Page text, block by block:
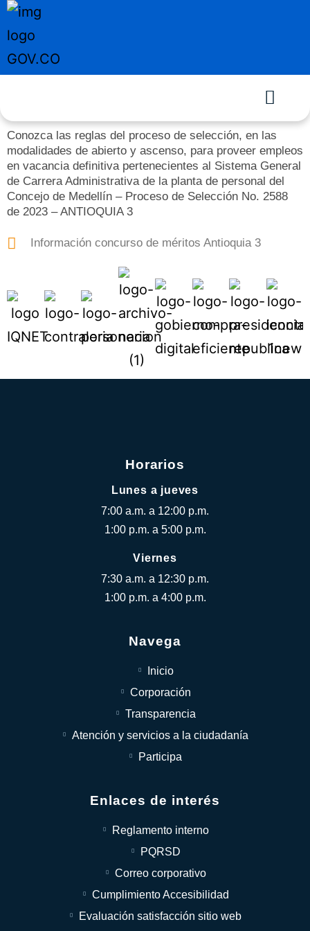
Conozca las reglas del proceso de selección, en las
modalidades de abierto y ascenso, para proveer empleos
en vacancia definitiva pertenecientes al Sistema General
de Carrera Administrativa de la planta de personal del
Concejo de Medellín – Proceso de Selección No. 2588
de 2023 – ANTIOQUIA 3
Información concurso de méritos Antioquia 3
Horarios
Lunes a jueves
7:00 a.m. a 12:00 p.m.
1:00 p.m. a 5:00 p.m.
Viernes
7:30 a.m. a 12:30 p.m.
1:00 p.m. a 4:00 p.m.
Navega
Inicio
Corporación
Transparencia
Atención y servicios a la ciudadanía
Participa
Enlaces de interés
Reglamento interno
PQRSD
Correo corporativo
Cumplimiento Accesibilidad
Evaluación satisfacción sitio web